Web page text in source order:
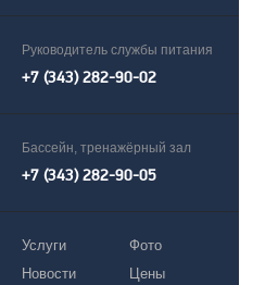
Руководитель службы питания
+7 (343) 282-90-02
Бассейн, тренажёрный зал
+7 (343) 282-90-05
Услуги
Новости
Фото
Цены